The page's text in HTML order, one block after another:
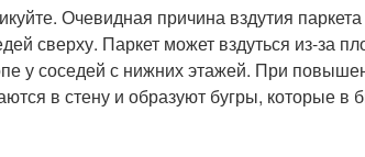
Очевидная причина вздутия
сверху. Паркет может вздуться из-за
у соседей с нижних этажей. При
в стену и образуют бугры, которые